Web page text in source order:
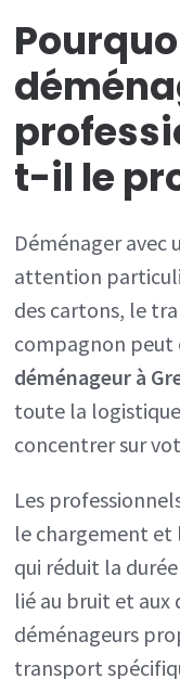
t-il le
Déménager avec
attention
des cartons, le
compagnon peut
déménageur à
toute la
concentrer sur
Les
le chargement et
qui réduit la
lié au bruit et aux
déménageurs
transport